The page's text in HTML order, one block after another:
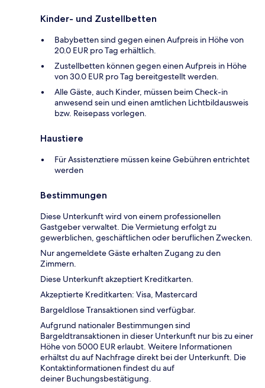
Kinder- und Zustellbetten
Babybetten sind gegen einen Aufpreis in Höhe von
20.0 EUR pro Tag erhältlich.
Zustellbetten können gegen einen Aufpreis in Höhe
von 30.0 EUR pro Tag bereitgestellt werden.
Alle Gäste, auch Kinder, müssen beim Check-in
anwesend sein und einen amtlichen Lichtbildausweis
bzw. Reisepass vorlegen.
Haustiere
Für Assistenztiere müssen keine Gebühren entrichtet
werden
Bestimmungen
Diese Unterkunft wird von einem professionellen
Gastgeber verwaltet. Die Vermietung erfolgt zu
gewerblichen, geschäftlichen oder beruflichen Zwecken.
Nur angemeldete Gäste erhalten Zugang zu den
Zimmern.
Diese Unterkunft akzeptiert Kreditkarten.
Akzeptierte Kreditkarten: Visa, Mastercard
Bargeldlose Transaktionen sind verfügbar.
Aufgrund nationaler Bestimmungen sind
Bargeldtransaktionen in dieser Unterkunft nur bis zu einer
Höhe von 5000 EUR erlaubt. Weitere Informationen
erhältst du auf Nachfrage direkt bei der Unterkunft. Die
Kontaktinformationen findest du auf
deiner Buchungsbestätigung.